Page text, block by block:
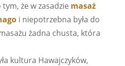
że w zasadzie masaż
i niepotrzebna była do
żadna chusta, która
kultura Hawajczyków,